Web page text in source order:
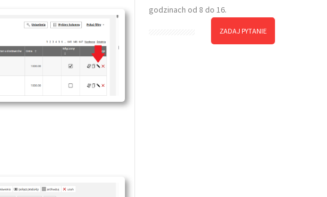
godzinach od 8 do 16.
ZADAJ PYTANIE